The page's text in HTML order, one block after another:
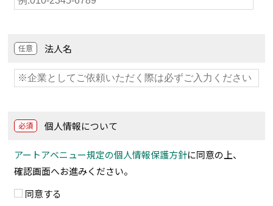
法人名
任意
個人情報について
必須
アートアベニュー規定の個人情報保護方針に同意の上、
確認画面へお進みください。
同意する